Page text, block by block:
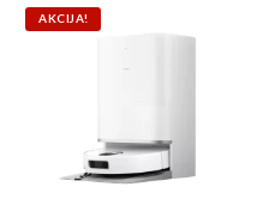
AKCIJA!